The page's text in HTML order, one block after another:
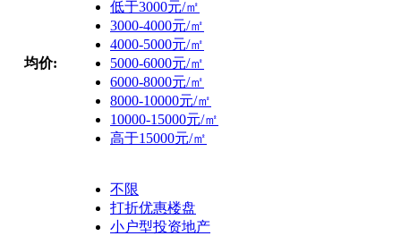
均价:
低于3000元/㎡
3000-4000元/㎡
4000-5000元/㎡
5000-6000元/㎡
6000-8000元/㎡
8000-10000元/㎡
10000-15000元/㎡
高于15000元/㎡
不限
打折优惠楼盘
小户型投资地产